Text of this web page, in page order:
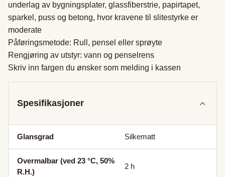
underlag av bygningsplater, glassfiberstrie, papirtapet,
sparkel, puss og betong, hvor kravene til slitestyrke er
moderate
Påføringsmetode: Rull, pensel eller sprøyte
Rengjøring av utstyr: vann og penselrens
Skriv inn fargen du ønsker som melding i kassen
Spesifikasjoner
Glansgrad Silkematt
Overmalbar (ved 23 °C, 50%
R.H.)
2 h